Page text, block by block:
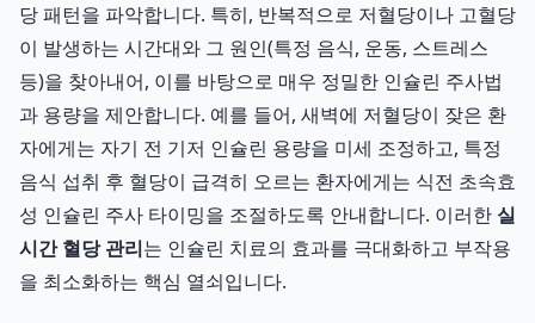
당 패턴을 파악합니다. 특히, 반복적으로 저혈당이나 고혈당
이 발생하는 시간대와 그 원인(특정 음식, 운동, 스트레스
등)을 찾아내어, 이를 바탕으로 매우 정밀한 인슐린 주사법
과 용량을 제안합니다. 예를 들어, 새벽에 저혈당이 잦은 환
자에게는 자기 전 기저 인슐린 용량을 미세 조정하고, 특정
음식 섭취 후 혈당이 급격히 오르는 환자에게는 식전 초속효
성 인슐린 주사 타이밍을 조절하도록 안내합니다. 이러한 실
시간 혈당 관리는 인슐린 치료의 효과를 극대화하고 부작용
을 최소화하는 핵심 열쇠입니다.